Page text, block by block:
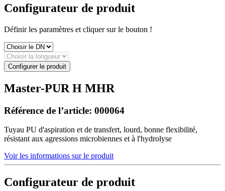
Configurateur de produit
Définir les paramètres et cliquer sur le bouton !
Configurer le produit
Master-PUR H MHR
Référence de l’article: 000064
Tuyau PU d'aspiration et de transfert, lourd, bonne flexibilité,
résistant aux agressions microbiennes et à l'hydrolyse
Voir les informations sur le produit
Configurateur de produit